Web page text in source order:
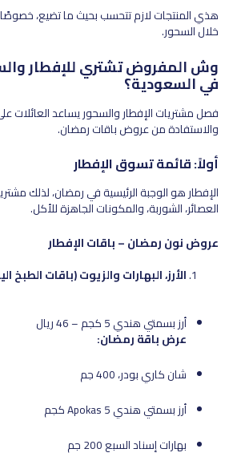
هذي المنتجات لازم تتحسب بحيث ما تضيع،
خلال السحور.
وش المفروض تشتري للإفطار
في السعودية؟
فصل مشتريات الإفطار والسحور يساعد العائلات على
والاستفادة من عروض باقات رمضان.
أولاً: قائمة تسوق الإفطار
الإفطار هو الوجبة الرئيسية في رمضان، لذلك
العصائر، الشوربة، والمكونات الجاهزة للأكل.
عروض نون رمضان – باقات الإفطار
الأرز، البهارات والزيوت (باقات الطبخ
أرز بسمتي هندي 5 كجم – 46 ريال
عرض باقة رمضان:
شان كاري بودر، 400 جم
أرز بسمتي هندي Apokas 5 كجم
بهارات إسناد السبع 200 جم